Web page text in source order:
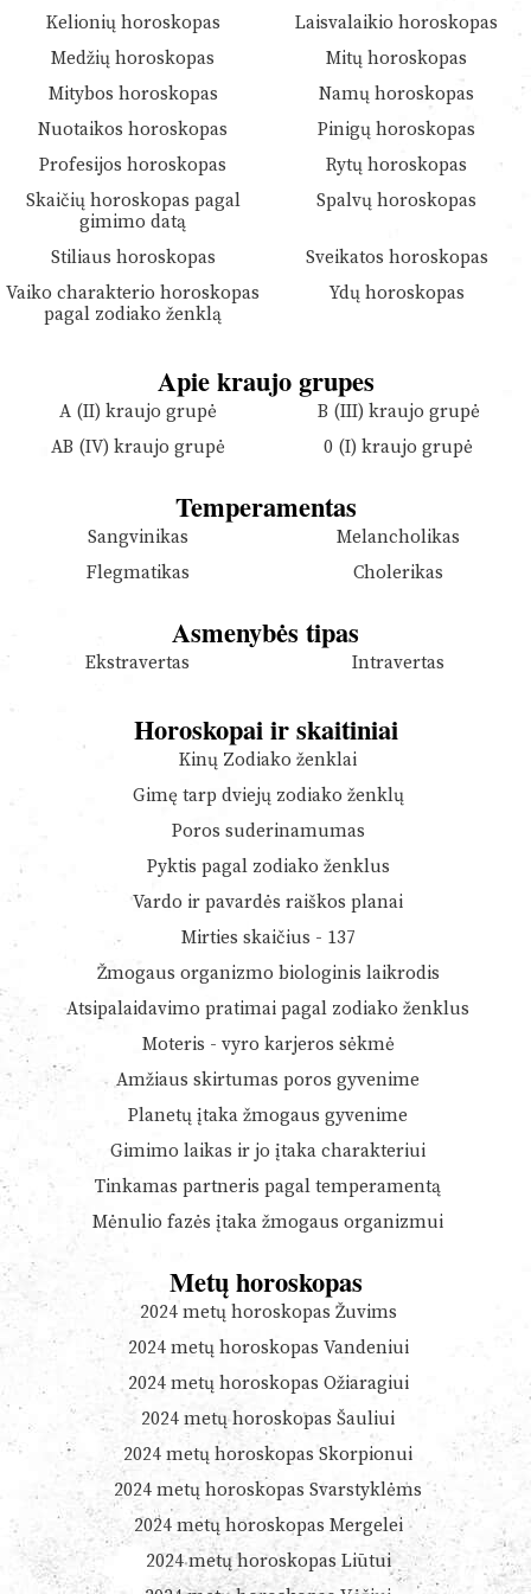
Kelionių horoskopas
Laisvalaikio horoskopas
Medžių horoskopas
Mitų horoskopas
Mitybos horoskopas
Namų horoskopas
Nuotaikos horoskopas
Pinigų horoskopas
Profesijos horoskopas
Rytų horoskopas
Skaičių horoskopas pagal
gimimo datą
Spalvų horoskopas
Stiliaus horoskopas
Sveikatos horoskopas
Vaiko charakterio horoskopas
pagal zodiako ženklą
Ydų horoskopas
Apie kraujo grupes
A (II) kraujo grupė
B (III) kraujo grupė
AB (IV) kraujo grupė
0 (I) kraujo grupė
Temperamentas
Sangvinikas
Melancholikas
Flegmatikas
Cholerikas
Asmenybės tipas
Ekstravertas Intravertas
Horoskopai ir skaitiniai
Kinų Zodiako ženklai
Gimę tarp dviejų zodiako ženklų
Poros suderinamumas
Pyktis pagal zodiako ženklus
Vardo ir pavardės raiškos planai
Mirties skaičius - 137
Žmogaus organizmo biologinis laikrodis
Atsipalaidavimo pratimai pagal zodiako ženklus
Moteris - vyro karjeros sėkmė
Amžiaus skirtumas poros gyvenime
Planetų įtaka žmogaus gyvenime
Gimimo laikas ir jo įtaka charakteriui
Tinkamas partneris pagal temperamentą
Mėnulio fazės įtaka žmogaus organizmui
Metų horoskopas
2024 metų horoskopas Žuvims
2024 metų horoskopas Vandeniui
2024 metų horoskopas Ožiaragiui
2024 metų horoskopas Šauliui
2024 metų horoskopas Skorpionui
2024 metų horoskopas Svarstyklėms
2024 metų horoskopas Mergelei
2024 metų horoskopas Liūtui